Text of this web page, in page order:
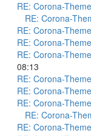
RE: Corona-
RE: Corona-
RE: Corona-
RE: Corona-
RE: Corona-
08:13
RE: Corona-
RE: Corona-
RE: Corona-
RE: Corona-
RE: Corona-